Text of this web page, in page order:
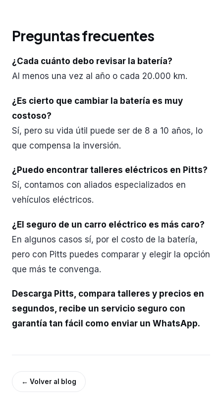
Preguntas frecuentes
¿Cada cuánto debo revisar la batería?
Al menos una vez al año o cada 20.000 km.
¿Es cierto que cambiar la batería es muy
costoso?
Sí, pero su vida útil puede ser de 8 a 10 años, lo
que compensa la inversión.
¿Puedo encontrar talleres eléctricos en Pitts?
Sí, contamos con aliados especializados en
vehículos eléctricos.
¿El seguro de un carro eléctrico es más caro?
En algunos casos sí, por el costo de la batería,
pero con Pitts puedes comparar y elegir la opción
que más te convenga.
Descarga Pitts, compara talleres y precios en
segundos, recibe un servicio seguro con
garantía tan fácil como enviar un WhatsApp.
← Volver al blog